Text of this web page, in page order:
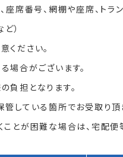
席番号、網棚や座席、トラン
）
ださい。
合がございます。
担となります。
している箇所でお受取り頂
とが困難な場合は、宅配便